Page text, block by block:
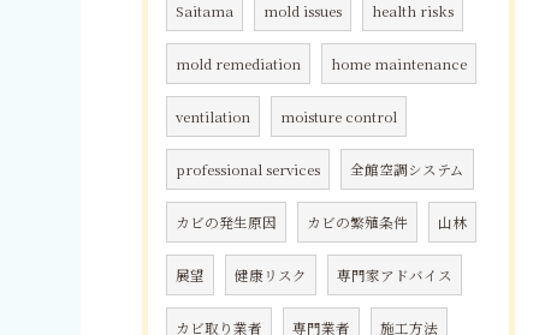
Saitama mold issues health risks
mold remediation home maintenance
ventilation moisture control
professional services 全館空調システム
カビの発生原因 カビの繁殖条件 山林
展望 健康リスク 専門家アドバイス
カビ取り業者 専門業者 施工方法